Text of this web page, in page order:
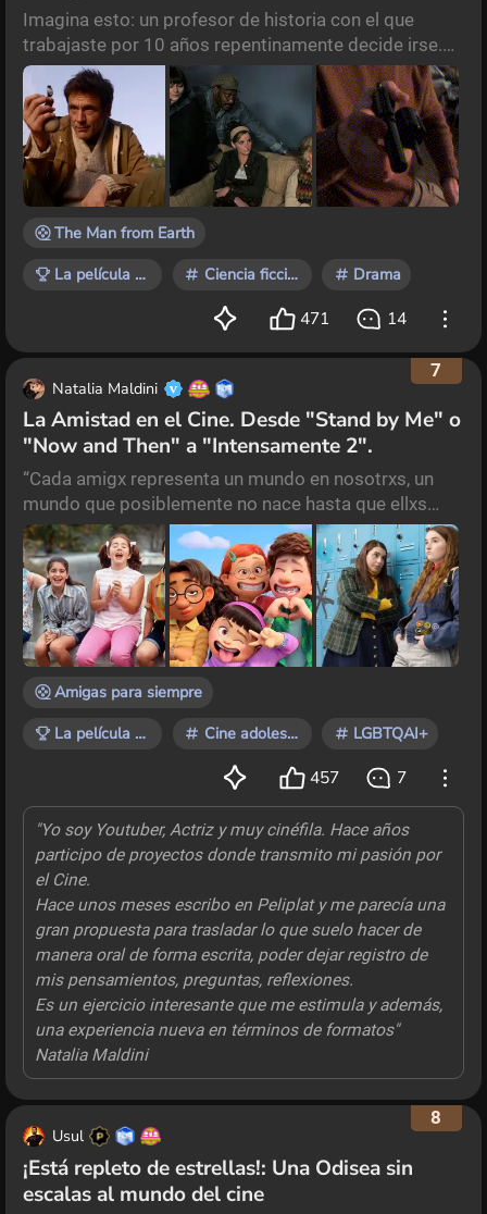
Imagina esto: un profesor de historia con el que
trabajaste por 10 años repentinamente decide irse.
Cuando todos lo visitan para despedirlo y le
preguntan por qué se va, él dice de forma reacia que
siente algo muy parecido a la claustrofobia y que
necesita mudarse para sentirse mejor, aunque
todavía no sabe adónde se dirige. Nadie le cree y
todos lo presionan para que confiese la verdadera
razón.
The Man from Earth
La película que te marcó Ciencia ficción Drama
471 14
Natalia Maldini
La Amistad en el Cine. Desde "Stand by Me" o
"Now and Then" a "Intensamente 2".
“Cada amigx representa un mundo en nosotrxs, un
mundo que posiblemente no nace hasta que ellxs
llegan, y es solo en este encuentro que un nuevo
mundo puede surgir”. Anaïs Nin Como persona criada
en los 90s crecí con películas que mirábamos una y
otra vez grabadas de la tele en un VHS usado o
íbamos armando un rompecabezas cada vez que
enganchábamos un pedacito en la programación. Un
día veías la p
Amigas para siempre
La película que te marcó Cine adolescente LGBTQAI+
457 7
7
"Yo soy Youtuber, Actriz y muy cinéfila. Hace años
participo de proyectos donde transmito mi pasión por
el Cine.
Hace unos meses escribo en Peliplat y me parecía una
gran propuesta para trasladar lo que suelo hacer de
manera oral de forma escrita, poder dejar registro de
mis pensamientos, preguntas, reflexiones.
Es un ejercicio interesante que me estimula y además,
una experiencia nueva en términos de formatos"
Natalia Maldini
Usul
¡Está repleto de estrellas!: Una Odisea sin
escalas al mundo del cine
8